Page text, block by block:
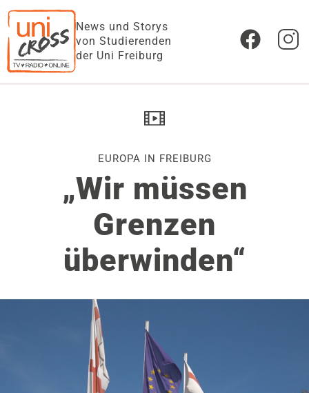
News und Storys
von Studierenden
der Uni Freiburg
EUROPA IN FREIBURG
„Wir müssen
Grenzen
überwinden“